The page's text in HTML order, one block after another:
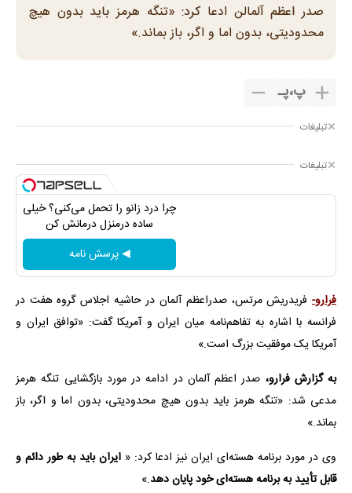
صدر اعظم آلمالن ادعا کرد: «تنگه هرمز باید بدون هیچ
محدودیتی، بدون اما و اگر، باز بماند.»
پ،پـ
تبلیغات
تبلیغات
چرا درد زانو را تحمل می‌کنی؟ خیلی
ساده درمنزل درمانش کن
◀ پرسش نامه
فرارو- فریدریش مرتس، صدراعظم آلمان در حاشیه اجلاس گروه هفت در
فرانسه با اشاره به تفاهم‌نامه میان ایران و آمریکا گفت: «توافق ایران و
آمریکا یک موفقیت بزرگ است.»
به گزارش فرارو، صدر اعظم آلمان در ادامه در مورد بازگشایی تنگه هرمز
مدعی شد: «تنگه هرمز باید بدون هیچ محدودیتی، بدون اما و اگر، باز
بماند.»
وی در مورد برنامه هسته‌ای ایران نیز ادعا کرد: « ایران باید به طور دائم و
قابل تأیید به برنامه هسته‌ای خود پایان دهد.»